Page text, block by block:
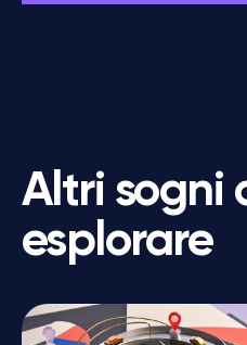
Altri sogni
esplorare